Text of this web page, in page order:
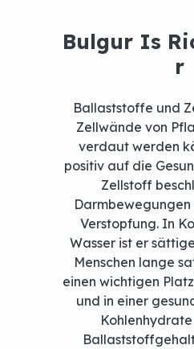
Ballaststoffe und
Zellwände von
verdaut werden
positiv auf die
Zellstoff
Verstopfung. In
Wasser ist er
Menschen lange
einen wichtigen
und in einer